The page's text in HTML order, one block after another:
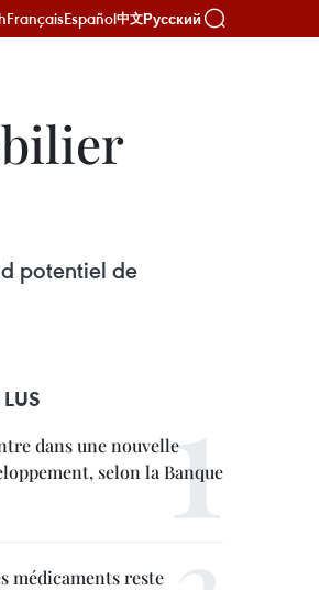
FrançaisEspañol中文Русский
potentiel de
LUS
dans une nouvelle
selon la Banque
médicaments reste